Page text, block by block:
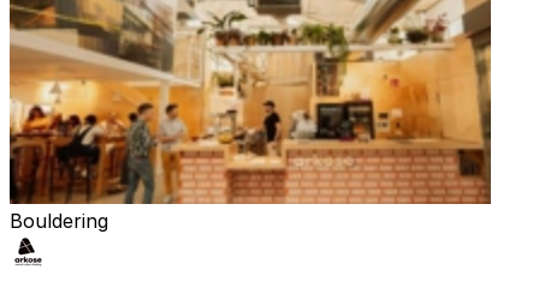
Bouldering